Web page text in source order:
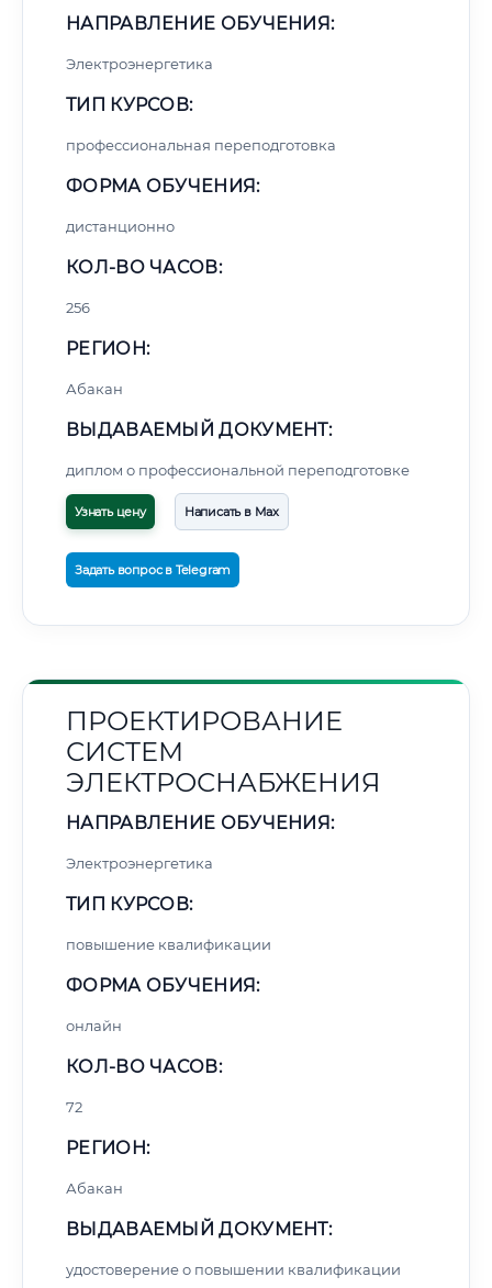
НАПРАВЛЕНИЕ ОБУЧЕНИЯ:
Электроэнергетика
ТИП КУРСОВ:
профессиональная переподготовка
ФОРМА ОБУЧЕНИЯ:
дистанционно
КОЛ-ВО ЧАСОВ:
256
РЕГИОН:
Абакан
ВЫДАВАЕМЫЙ ДОКУМЕНТ:
диплом о профессиональной переподготовке
Узнать цену Написать в Max
Задать вопрос в Telegram
ПРОЕКТИРОВАНИЕ
СИСТЕМ
ЭЛЕКТРОСНАБЖЕНИЯ
НАПРАВЛЕНИЕ ОБУЧЕНИЯ:
Электроэнергетика
ТИП КУРСОВ:
повышение квалификации
ФОРМА ОБУЧЕНИЯ:
онлайн
КОЛ-ВО ЧАСОВ:
72
РЕГИОН:
Абакан
ВЫДАВАЕМЫЙ ДОКУМЕНТ:
удостоверение о повышении квалификации